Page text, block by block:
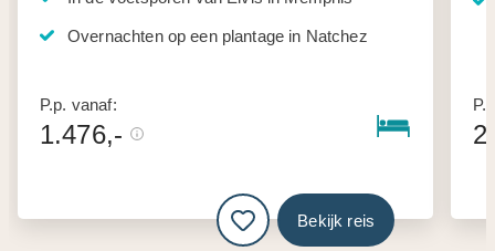
Overnachten op een plantage in Natchez
P.p. vanaf:
1.476,-
Bekijk reis